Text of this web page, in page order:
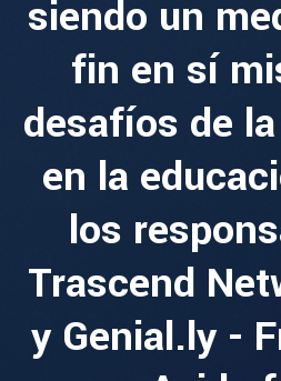
siendo un
fin en sí
desafíos de
en la
los
Trascend
y Genial.ly -